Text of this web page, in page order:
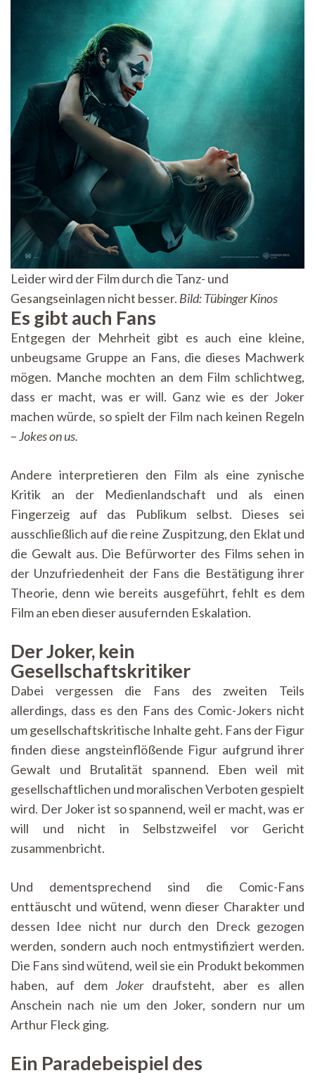
Leider wird der Film durch die Tanz- und
Gesangseinlagen nicht besser. Bild: Tübinger Kinos
Es gibt auch Fans
Entgegen der Mehrheit gibt es auch eine kleine,
unbeugsame Gruppe an Fans, die dieses Machwerk
mögen. Manche mochten an dem Film schlichtweg,
dass er macht, was er will. Ganz wie es der Joker
machen würde, so spielt der Film nach keinen Regeln
–Jokes on us.
Andere interpretieren den Film als eine zynische
Kritik an der Medienlandschaft und als einen
Fingerzeig auf das Publikum selbst. Dieses sei
ausschließlich auf die reine Zuspitzung, den Eklat und
die Gewalt aus. Die Befürworter des Films sehen in
der Unzufriedenheit der Fans die Bestätigung ihrer
Theorie, denn wie bereits ausgeführt, fehlt es dem
Film an eben dieser ausufernden Eskalation.
Der Joker, kein
Gesellschaftskritiker
Dabei vergessen die Fans des zweiten Teils
allerdings, dass es den Fans des Comic-Jokers nicht
um gesellschaftskritische Inhalte geht. Fans der Figur
finden diese angsteinflößende Figur aufgrund ihrer
Gewalt und Brutalität spannend. Eben weil mit
gesellschaftlichen und moralischen Verboten gespielt
wird. Der Joker ist so spannend, weil er macht, was er
will und nicht in Selbstzweifel vor Gericht
zusammenbricht.
Und dementsprechend sind die Comic-Fans
enttäuscht und wütend, wenn dieser Charakter und
dessen Idee nicht nur durch den Dreck gezogen
werden, sondern auch noch entmystifiziert werden.
Die Fans sind wütend, weil sie ein Produkt bekommen
haben, auf dem Jokerdraufsteht, aber es allen
Anschein nach nie um den Joker, sondern nur um
Arthur Fleck ging.
Ein Paradebeispiel des